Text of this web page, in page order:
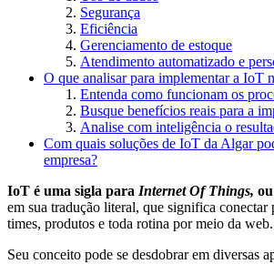
Segurança
Eficiência
Gerenciamento de estoque
Atendimento automatizado e
O que analisar para implementar a IoT
Entenda como funcionam os
Busque benefícios reais para a
Analise com inteligência o
Com quais soluções de IoT da Algar
empresa?
IoT é uma sigla para Internet Of Things,
em sua tradução literal, que significa conectar
times, produtos e toda rotina por meio da web.
Seu conceito pode se desdobrar em diversas